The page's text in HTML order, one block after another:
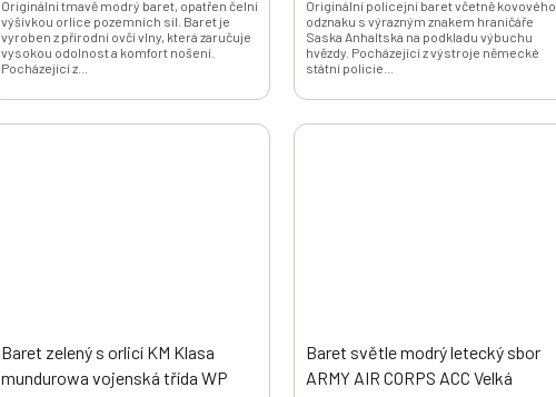
Originální tmavě modrý baret, opatřen čelní
výšivkou orlice pozemních sil. Baret je
vyroben z přírodní ovčí vlny, která zaručuje
vysokou odolnost a komfort nošení.
Pocházející z...
Originální policejní baret včetně kovového
odznaku s výrazným znakem hraničáře
Saska Anhaltska na podkladu výbuchu
hvězdy. Pocházející z výstroje německé
státní policie...
Baret zelený s orlicí KM Klasa
mundurowa vojenská třída WP
Baret světle modrý letecký sbor
ARMY AIR CORPS ACC Velká